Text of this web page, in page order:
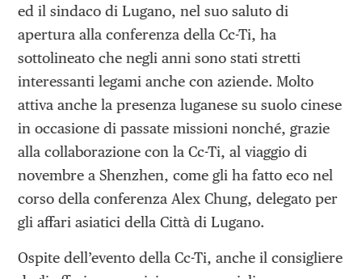
ed il sindaco di Lugano, nel suo saluto di
apertura alla conferenza della Cc-Ti, ha
sottolineato che negli anni sono stati stretti
interessanti legami anche con aziende. Molto
attiva anche la presenza luganese su suolo cinese
in occasione di passate missioni nonché, grazie
alla collaborazione con la Cc-Ti, al viaggio di
novembre a Shenzhen, come gli ha fatto eco nel
corso della conferenza Alex Chung, delegato per
gli affari asiatici della Città di Lugano.
Ospite dell’evento della Cc-Ti, anche il consigliere